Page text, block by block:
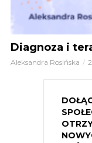
Diagnoza i
Aleksandra Rosińska